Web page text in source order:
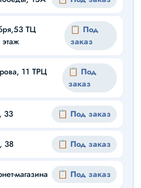
ТЦ
📋 Под
заказ
11 ТРЦ
📋 Под
заказ
33 📋 Под заказ
38 📋 Под заказ
магазина 📋 Под заказ